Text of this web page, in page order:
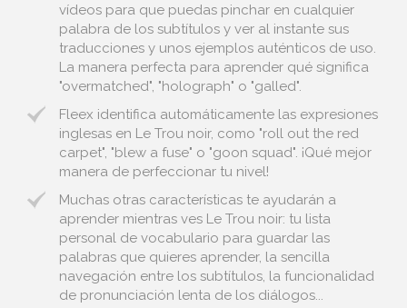
vídeos para que puedas pinchar en cualquier
palabra de los subtítulos y ver al instante sus
traducciones y unos ejemplos auténticos de uso.
La manera perfecta para aprender qué significa
"overmatched", "holograph" o "galled".
Fleex identifica automáticamente las expresiones
inglesas en Le Trou noir, como "roll out the red
carpet", "blew a fuse" o "goon squad". ¡Qué mejor
manera de perfeccionar tu nivel!
Muchas otras características te ayudarán a
aprender mientras ves Le Trou noir: tu lista
personal de vocabulario para guardar las
palabras que quieres aprender, la sencilla
navegación entre los subtítulos, la funcionalidad
de pronunciación lenta de los diálogos...